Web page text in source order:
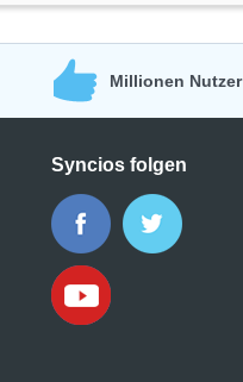
Millionen Nutzer
Syncios folgen